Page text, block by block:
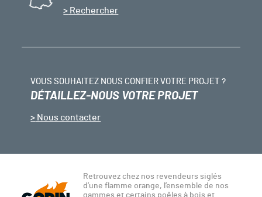
Rechercher
VOUS SOUHAITEZ NOUS CONFIER VOTRE PROJET ?
DÉTAILLEZ-NOUS VOTRE PROJET
Nous contacter
Retrouvez chez nos revendeurs siglés
d’une flamme orange, l’ensemble de nos
gammes et certains poêles à bois et